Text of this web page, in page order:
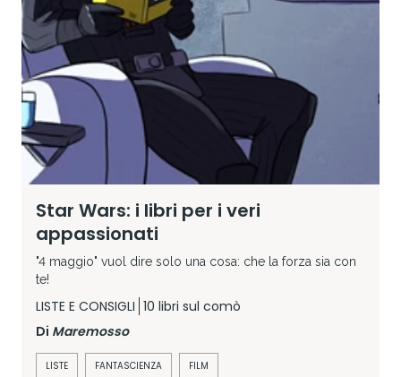
Star Wars: i libri per i veri
appassionati
"4 maggio" vuol dire solo una cosa: che la forza sia con
te!
LISTE E CONSIGLI 10 libri sul comò
Di Maremosso
LISTE FANTASCIENZA FILM